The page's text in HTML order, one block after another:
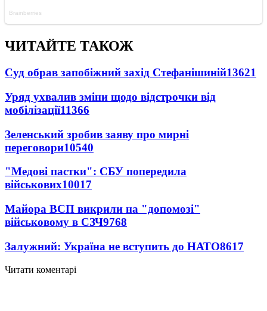
ЧИТАЙТЕ ТАКОЖ
Суд обрав запобіжний захід Стефанішиній13621
Уряд ухвалив зміни щодо відстрочки від
мобілізації11366
Зеленський зробив заяву про мирні
переговори10540
"Медові пастки": СБУ попередила
військових10017
Майора ВСП викрили на "допомозі"
військовому в СЗЧ9768
Залужний: Україна не вступить до НАТО8617
Читати коментарі